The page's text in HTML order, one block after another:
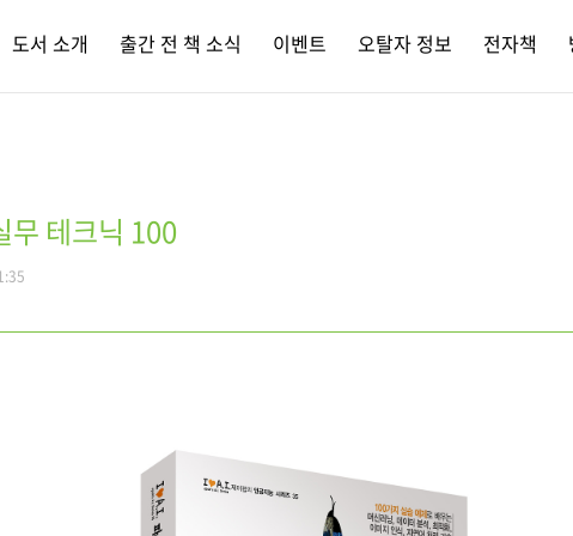
도서 소개 출간 전 책 소식 이벤트 오탈자 정보 전자책
무 테크닉 100